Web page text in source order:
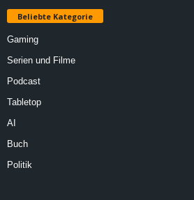
Beliebte Kategorie
Gaming
Serien und Filme
Podcast
Tabletop
AI
Buch
Politik